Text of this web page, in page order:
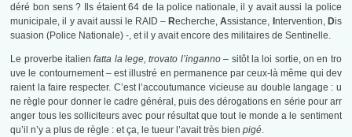
déré bon sens ? Ils étaient 64 de la police nationale, il y avait aussi la police
municipale, il y avait aussi le RAID – Recherche,Assistance, ntervention, Dis
suasion (Police Nationale) -, et il y avait encore des militaires de Sentinelle.
Le proverbe italien fatta la lege, trovato l’inganno– sitôt la loi sortie, on en tro
uve le contournement – est illustré en permanence par ceux-là même qui dev
raient la faire respecter. C’est l’accoutumance vicieuse au double langage : u
ne règle pour donner le cadre général, puis des dérogations en série pour arr
anger tous les solliciteurs avec pour résultat que tout le monde a le sentiment
qu’il n’y a plus de règle : et ça, le tueur l’avait très bienpigé.